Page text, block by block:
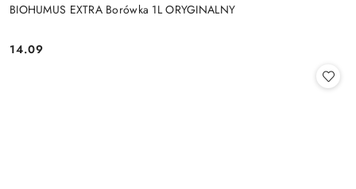
BIOHUMUS EXTRA Borówka 1L ORYGINALNY
Cena:
14.09